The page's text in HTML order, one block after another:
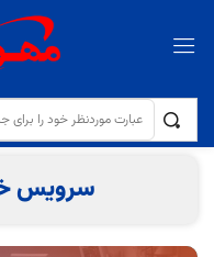
تولایی: کیفیت نان و مقابله با
سرویس